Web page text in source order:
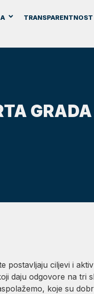
TRANSPARENTNOST
postavljaju ciljevi i
daju odgovore na tri
koje su